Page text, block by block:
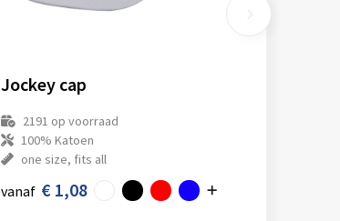
Jockey cap
2191 op voorraad
100% Katoen
one size, fits all
vanaf € 1,08